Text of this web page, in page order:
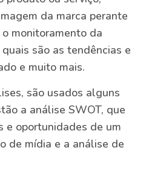
da marca perante
monitoramento da
são as tendências e
e muito mais.
são usados alguns
a análise SWOT, que
e oportunidades de um
de mídia e a análise de